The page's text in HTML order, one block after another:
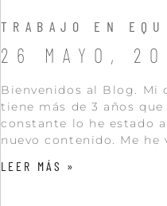
TRABAJO EN
26 MAYO,
Bienvenidos al Blog. Mi
tiene más de 3 años que
constante lo he estado
nuevo contenido. Me he
LEER MÁS »